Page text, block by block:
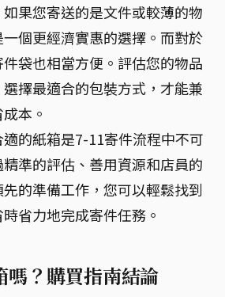
果您寄送的是文件或較薄的物
個更經濟實惠的選擇。而對於
袋也相當方便。評估您的物品
擇最適合的包裝方式，才能兼
本。
的紙箱是7-11寄件流程中不可
準的評估、善用資源和店員的
的準備工作，您可以輕鬆找到
省力地完成寄件任務。
嗎？購買指南結論